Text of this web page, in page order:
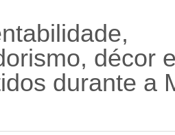
décor
durante a